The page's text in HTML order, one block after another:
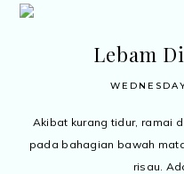
Lebam
Akibat kurang tidur, ramai
pada bahagian bawah
risau.